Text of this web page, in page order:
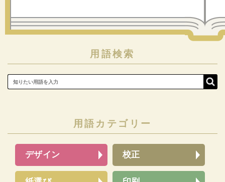
用語検索
用語カテゴリー
デザイン 校正